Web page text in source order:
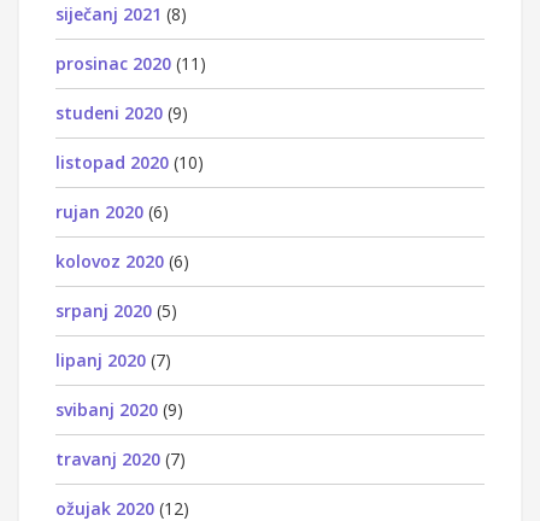
siječanj 2021 (8)
prosinac 2020 (11)
studeni 2020 (9)
listopad 2020 (10)
rujan 2020 (6)
kolovoz 2020 (6)
srpanj 2020 (5)
lipanj 2020 (7)
svibanj 2020 (9)
travanj 2020 (7)
ožujak 2020 (12)